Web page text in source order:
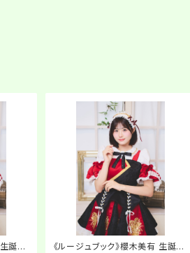
誕ネ
《ルージュブック》櫻木美有 生誕ネ